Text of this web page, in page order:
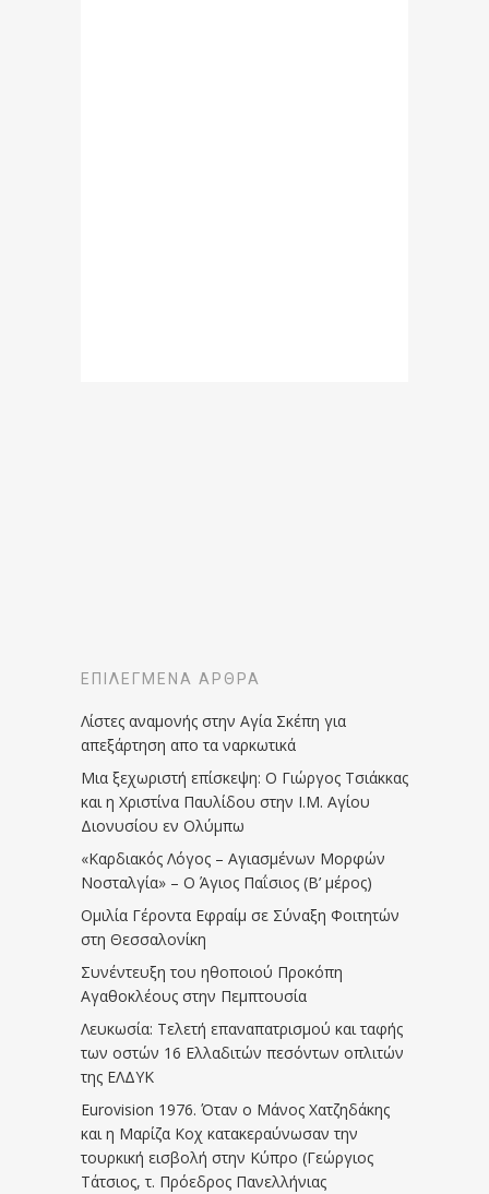
ΕΠΙΛΕΓΜΈΝΑ ΆΡΘΡΑ
Λίστες αναμονής στην Αγία Σκέπη για
απεξάρτηση απο τα ναρκωτικά
Μια ξεχωριστή επίσκεψη: Ο Γιώργος Τσιάκκας
και η Χριστίνα Παυλίδου στην Ι.Μ. Αγίου
Διονυσίου εν Ολύμπω
«Καρδιακός Λόγος – Αγιασμένων Μορφών
Νοσταλγία» – Ο Άγιος Παΐσιος (Β’ μέρος)
Ομιλία Γέροντα Εφραίμ σε Σύναξη Φοιτητών
στη Θεσσαλονίκη
Συνέντευξη του ηθοποιού Προκόπη
Αγαθοκλέους στην Πεμπτουσία
Λευκωσία: Τελετή επαναπατρισμού και ταφής
των οστών 16 Ελλαδιτών πεσόντων οπλιτών
της ΕΛΔΥΚ
Eurovision 1976. Όταν ο Μάνος Χατζηδάκης
και η Μαρίζα Κοχ κατακεραύνωσαν την
τουρκική εισβολή στην Κύπρο (Γεώργιος
Τάτσιος, τ. Πρόεδρος Πανελλήνιας